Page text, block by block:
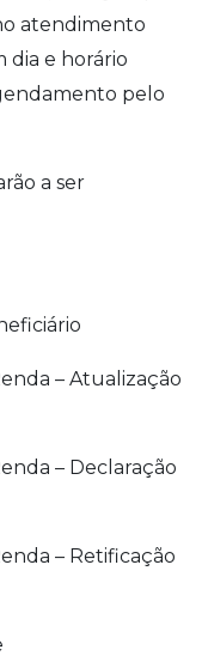
atendimento
dia e horário
pelo
a ser
– Atualização
– Declaração
– Retificação